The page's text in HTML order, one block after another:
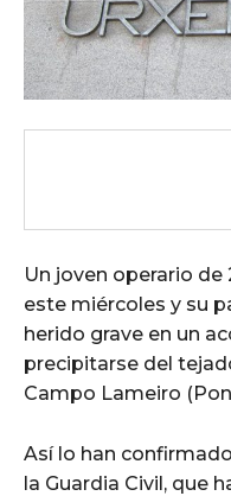
Un joven operario de
este miércoles y su
herido grave en un
precipitarse del
Campo Lameiro
Así lo han
la Guardia Civil, que